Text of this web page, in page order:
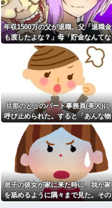
を聞いて複雑な気持ちになり…
夫「石焼ビビンバが食べた
い」私「少しアレンジしてみた
よ」→出した瞬間、夫の機嫌が
急変して…
【前編】俺の娘の結婚が破談
に。だが彼氏は「2000万の土
地」を購入。こじれた二人は想
像以上の修羅場に
大好きなキャラで結婚式のア
イテムを手作りした新婦がお色
直しでロビーに出た。そこで新
郎友人が「手作りとかさあ、チ
ープすぎね？」と嘲笑している
のを聞...
嫁「一度病院で診てもらった
ら？」俺「俺がADHDなわけな
い！」→腹を立てながら受診し
た結果…
年収1500万の父が退職。父
「退職金も渡したよな？」母
「貯金なんてないよー」父「全
部なくなったの！？」→予想外
の返事に家族騒然となり…
クレママ「庭にあるバウンサ
年収1500万の父が退職。父「退職金
も渡したよな？」母「貯金なんてな
いよー」父「全部なくなった
の！？」→予想外の返事に家族騒然
となり…
旦那のとこのパート事務員(美人)に
呼び止められた。すると「あんな物
(昼食)を旦那さんに食べさせるなん
て信じられない！」と言い出し...
息子の彼女が家に来た時に、我が家
を舐めるように隅々まで見た。その